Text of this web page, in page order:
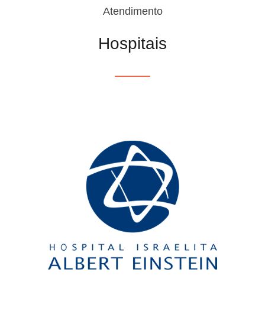
Atendimento
Hospitais